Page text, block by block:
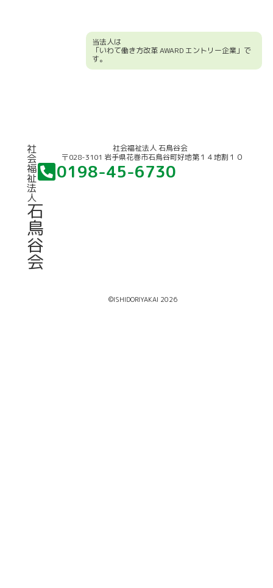
当法人は
「いわて働き方改革 AWARD エントリー企業」で
す。
社
会
福
祉
法
人
石
鳥
谷
会
社会福祉法人 石鳥谷会
〒028-3101 岩手県花巻市石鳥谷町好地第１４地割１０
0198-45-6730
©ISHIDORIYAKAI 2026